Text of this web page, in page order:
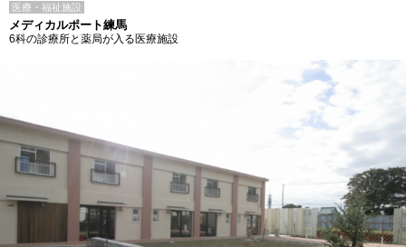
医療・福祉施設
メディカルポート練馬
6科の診療所と薬局が入る医療施設